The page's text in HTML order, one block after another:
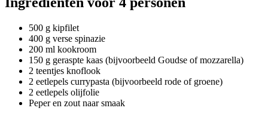
500 g kipfilet
400 g verse spinazie
200 ml kookroom
150 g geraspte kaas (bijvoorbeeld Goudse of mozzarella)
2 teentjes knoflook
2 eetlepels currypasta (bijvoorbeeld rode of groene)
2 eetlepels olijfolie
Peper en zout naar smaak